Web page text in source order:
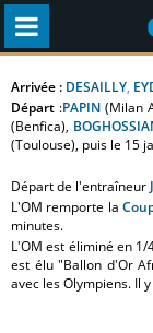
Arrivée : DESAILLY,
Départ :PAPIN (Milan
(Benfica),
(Toulouse), puis le 15
Départ de l'entraîneur
L'OM remporte la
minutes.
L'OM est éliminé en
est élu "Ballon d'Or
avec les Olympiens. Il